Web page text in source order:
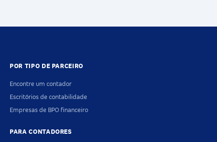
POR TIPO DE PARCEIRO
Encontre um contador
Escritórios de contabilidade
Empresas de BPO financeiro
PARA CONTADORES